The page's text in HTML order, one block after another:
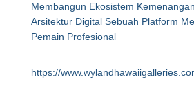
Membangun Ekosistem
Arsitektur Digital Sebuah Platform
Pemain Profesional
https://